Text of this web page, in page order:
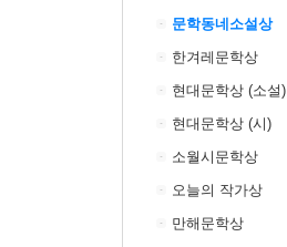
문학동네소설상
한겨레문학상
현대문학상 (소설)
현대문학상 (시)
소월시문학상
오늘의 작가상
만해문학상